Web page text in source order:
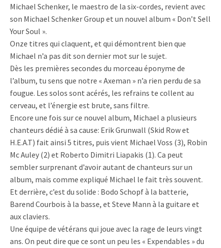
Michael Schenker, le maestro de la six-cordes, revient avec
son Michael Schenker Group et un nouvel album « Don’t Sell
Your Soul ».
Onze titres qui claquent, et qui démontrent bien que
Michael n’a pas dit son dernier mot sur le sujet.
Dès les premières secondes du morceau éponyme de
l’album, tu sens que notre « Axeman » n’a rien perdu de sa
fougue. Les solos sont acérés, les refrains te collent au
cerveau, et l’énergie est brute, sans filtre.
Encore une fois sur ce nouvel album, Michael a plusieurs
chanteurs dédié à sa cause: Erik Grunwall (Skid Row et
H.E.A.T) fait ainsi 5 titres, puis vient Michael Voss (3), Robin
Mc Auley (2) et Roberto Dimitri Liapakis (1). Ca peut
sembler surprenant d’avoir autant de chanteurs sur un
album, mais comme expliqué Michael le fait très souvent.
Et derrière, c’est du solide : Bodo Schopf à la batterie,
Barend Courbois à la basse, et Steve Mann à la guitare et
aux claviers.
Une équipe de vétérans qui joue avec la rage de leurs vingt
ans. On peut dire que ce sont un peu les « Expendables » du